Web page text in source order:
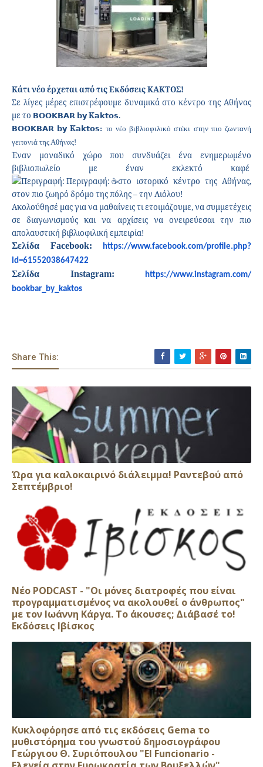
Κάτι νέο έρχεται από τις Εκδόσεις ΚΑΚΤΟΣ!
Σε λίγες μέρες επιστρέφουμε δυναμικά στο κέντρο της Αθήνας
με το 𝗕𝗢𝗢𝗞𝗕𝗔𝗥 𝗯𝘆K𝗮𝗸𝘁𝗼𝘀.
𝗕𝗢𝗢𝗞𝗕𝗔𝗥 𝗯𝘆 K𝗮𝗸𝘁𝗼𝘀: το νέο βιβλιοφιλικό στέκι στην πιο ζωντανή
γειτονιά της Αθήνας!
Έναν μοναδικό χώρο που συνδυάζει ένα ενημερωμένο
βιβλιοπωλείο με έναν εκλεκτό καφέ
στο ιστορικό κέντρο της Αθήνας,
στον πιο ζωηρό δρόμο της πόλης – την Αιόλου!
Ακολούθησέ μας για να μαθαίνεις τι ετοιμάζουμε, να συμμετέχεις
σε διαγωνισμούς και να αρχίσεις να ονειρεύεσαι την πιο
απολαυστική βιβλιοφιλική εμπειρία!
Σελίδα Facebook: https://www.facebook.com/profile.php?
id=61552038647422
Σελίδα Instagram:
https://www.instagram.com/
bookbar_by_kaktos
Share This:
Ώρα για καλοκαιρινό διάλειμμα! Ραντεβού από
Σεπτέμβριο!
Νέο PODCAST - "Οι μόνες διατροφές που είναι
προγραμματισμένος να ακολουθεί ο άνθρωπος"
με τον Ιωάννη Κάργα. Το άκουσες; Διάβασέ το!
Εκδόσεις Ιβίσκος
Κυκλοφόρησε από τις εκδόσεις Gema το
μυθιστόρημα του γνωστού δημοσιογράφου
Γεώργιου Θ. Συριόπουλου "El Funcionario -